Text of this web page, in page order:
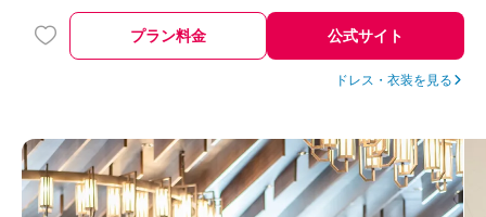
プラン料金 公式サイト
ドレス・衣装を見る